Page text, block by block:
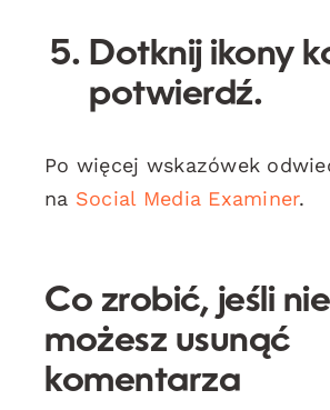
Dotknij ikony
potwierdź.
Po więcej wskazówek
na Social Media Examiner.
Co zrobić, jeśli nie
możesz usunąć
komentarza